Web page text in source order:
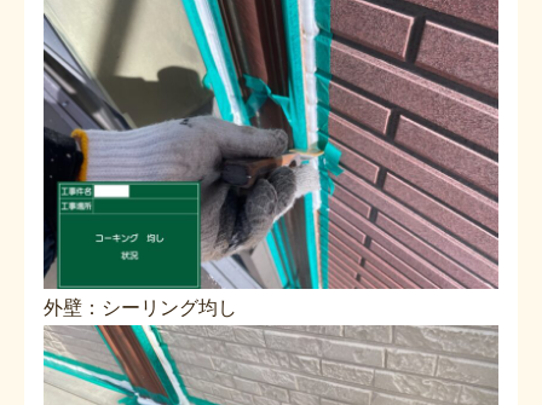
外壁：シーリング均し